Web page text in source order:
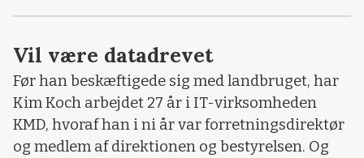
Vil være datadrevet
Før han beskæftigede sig med landbruget, har
Kim Koch arbejdet 27 år i IT-virksomheden
KMD, hvoraf han i ni år var forretningsdirektør
og medlem af direktionen og bestyrelsen. Og